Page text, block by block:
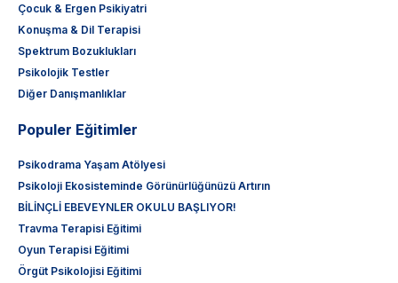
Çocuk & Ergen Psikiyatri
Konuşma & Dil Terapisi
Spektrum Bozuklukları
Psikolojik Testler
Diğer Danışmanlıklar
Populer Eğitimler
Psikodrama Yaşam Atölyesi
Psikoloji Ekosisteminde Görünürlüğünüzü Artırın
BİLİNÇLİ EBEVEYNLER OKULU BAŞLIYOR!
Travma Terapisi Eğitimi
Oyun Terapisi Eğitimi
Örgüt Psikolojisi Eğitimi